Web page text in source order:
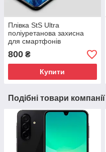
Плівка StS Ultra
поліуретанова захисна
для смартфонів
800 ₴
Купити
Подібні товари компанії